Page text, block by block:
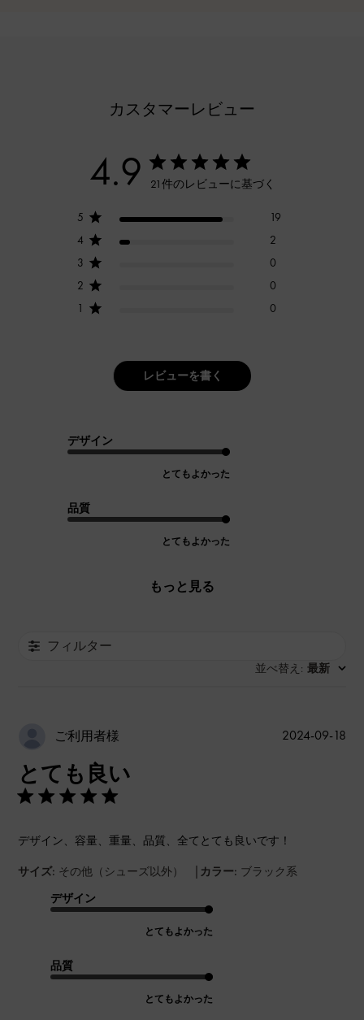
カスタマーレビュー
4.9 21件のレビューに基づく
5
19
4
2
3
0
2
0
1
0
レビューを書く
デザイン
とてもよかった
品質
とてもよかった
もっと見る
フィルター
並べ替え : 最新
ご利用者様
とても良い
デザイン、容量、重量、品質、全てとても良いです！
サイズ: その他（シューズ以外） | カラー: ブラック系
デザイン
とてもよかった
品質
とてもよかった
公
2024-09-18